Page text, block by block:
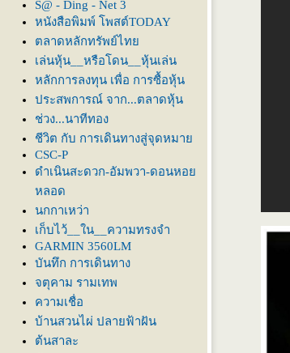
S@ - Ding - Net 3
หนังสือพิมพ์ โพสต์TODAY
ตลาดหลักทรัพย์ไท
เล่นหุ้น__หรือโดน__หุ้นเล่น
หลักการลงทุน เพื่อ การซื้อหุ้น
ประสพการณ์ จาก...ตลาดหุ้น
ช่วง...นาทีทอง
ชีวิต กับ การเดินทางสู่จุดหมา
CSC-P
ดำเนินสะดวก-อัมพวา-ดอนหอ
หลอด
นกกาเหว่า
เก็บไว้__ใน__ความทรงจำ
GARMIN 3560LM
บันทึก การเดินทาง
จตุคาม รามเทพ
ความเชื่อ
บ้านสวนไผ่ ปลายฟ้าฝัน
ต้นสาละ